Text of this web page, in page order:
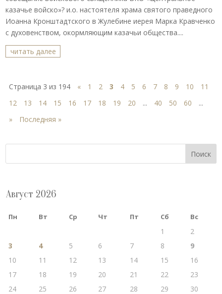
казачье войско»? и.о. настоятеля храма святого праведного
Иоанна Кронштадтского в Жулебине иерея Марка Кравченко
с духовенством, окормляющим казачьи общества....
читать далее
Страница 3 из 194 « 1 2 3 4 5 6 7 8 9 10
11
12
13 14 15 16 17 18 19 20 ... 40 50 60
...
»
Последняя »
Поиск
Август 2026
Пн Вт Ср Чт Пт Сб Вс
1
2
3
4 5 6 7 8
9
10
11 12 13 14 15
16
17
18 19 20 21 22
23
24
25 26 27 28 29
30